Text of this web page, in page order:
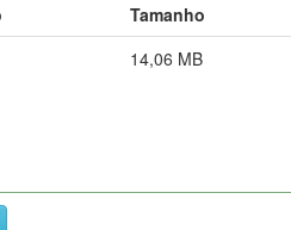
Tamanho
14,06 MB